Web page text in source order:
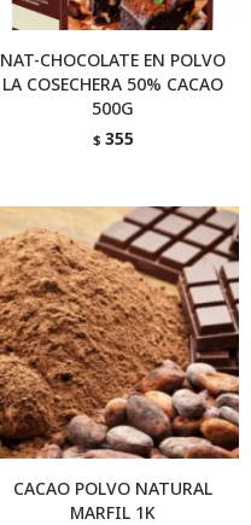
NAT-CHOCOLATE EN POLVO
LA COSECHERA 50% CACAO
500G
$ 355
CACAO POLVO NATURAL
MARFIL 1K